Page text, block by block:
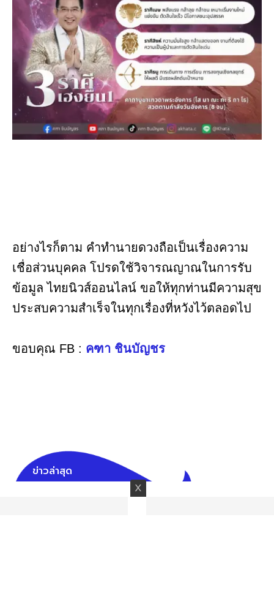
อย่างไรก็ตาม คำทำนายดวงถือเป็นเรื่องความ
เชื่อส่วนบุคคล โปรดใช้วิจารณญาณในการรับ
ข้อมูล ไทยนิวส์ออนไลน์ ขอให้ทุกท่านมีความสุข
ประสบความสำเร็จในทุกเรื่องที่หวังไว้ตลอดไป
ขอบคุณ FB : คฑา ชินบัญชร
ข่าวล่าสุด